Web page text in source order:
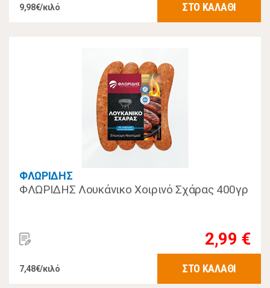
9,98€/κιλό ΣΤΟ ΚΑΛΑΘΙ
ΦΛΩΡΙΔΗΣ
ΦΛΩΡΙΔΗΣ Λουκάνικο Χοιρινό Σχάρας 400γρ
2,99 €
7,48€/κιλό ΣΤΟ ΚΑΛΑΘΙ